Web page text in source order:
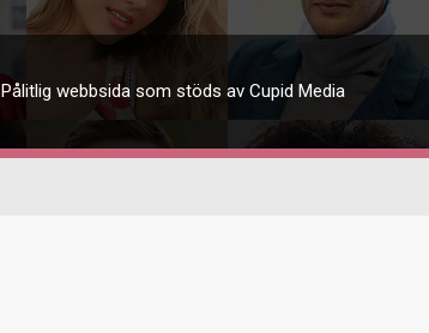
Pålitlig webbsida som stöds av Cupid Media